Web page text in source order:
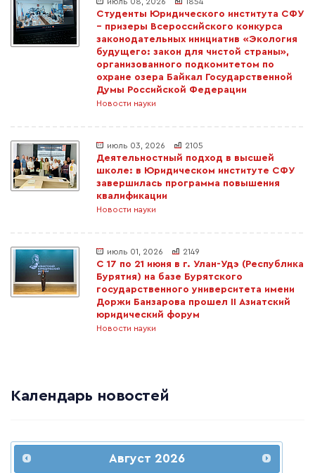
Студенты Юридического института СФУ
– призеры Всероссийского конкурса
законодательных инициатив «Экология
будущего: закон для чистой страны»,
организованного подкомитетом по
охране озера Байкал Государственной
Думы Российской Федерации
Новости науки
июль 03, 2026 2105
Деятельностный подход в высшей
школе: в Юридическом институте СФУ
завершилась программа повышения
квалификации
Новости науки
июль 01, 2026 2149
С 17 по 21 июня в г. Улан-Удэ (Республика
Бурятия) на базе Бурятского
государственного университета имени
Доржи Банзарова прошел II Азиатский
юридический форум
Новости науки
Календарь новостей
Август 2026